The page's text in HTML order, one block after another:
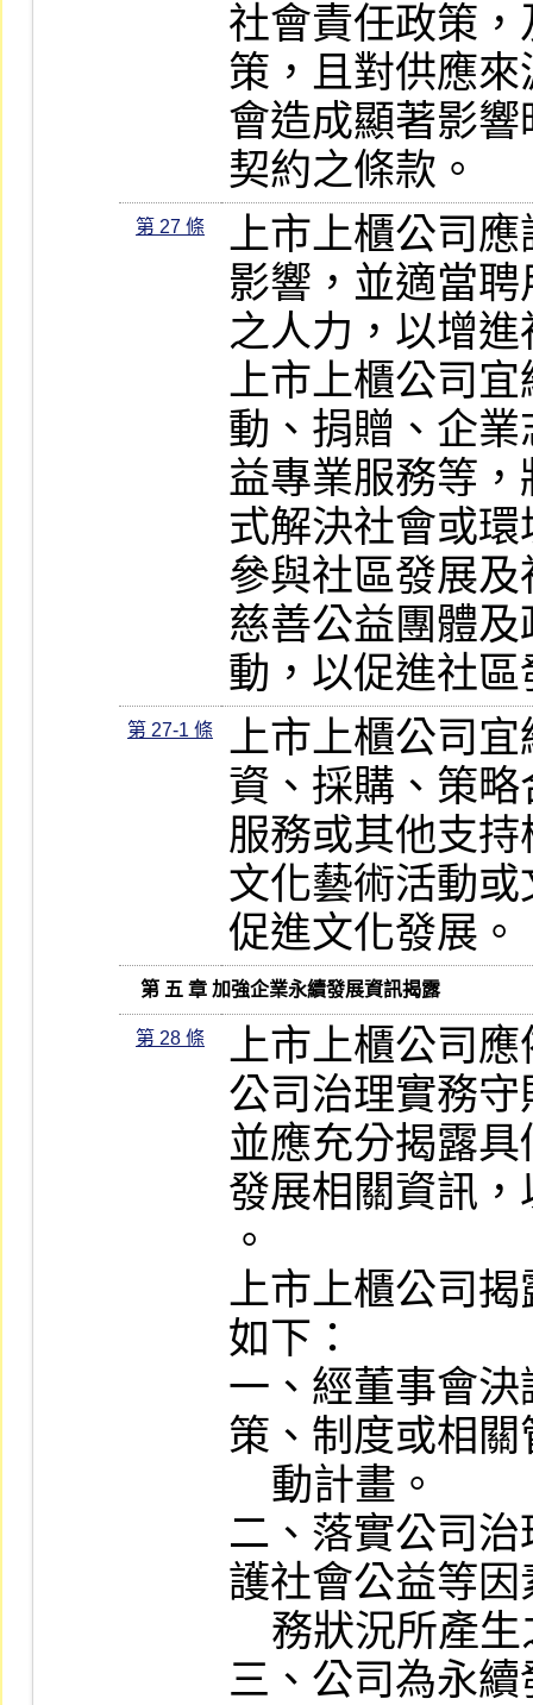
社會責任政策
策，且對供應
會造成顯著影
契約之條款。
第 27 條
上市上櫃公司
影響，並適當
之人力，以增
上市上櫃公司
動、捐贈、企
益專業服務等
式解決社會或
參與社區發展
慈善公益團體
動，以促進社區
第 27-1 條
上市上櫃公司
資、採購、策
服務或其他支
文化藝術活動
促進文化發展。
   第 五 章 加強企業永續發展資訊揭露
第 28 條
上市上櫃公司
公司治理實務
並應充分揭露
發展相關資訊
。
上市上櫃公司
如下：
一、經董事會
策、制度或相
二、落實公司
護社會公益等
三、公司為永